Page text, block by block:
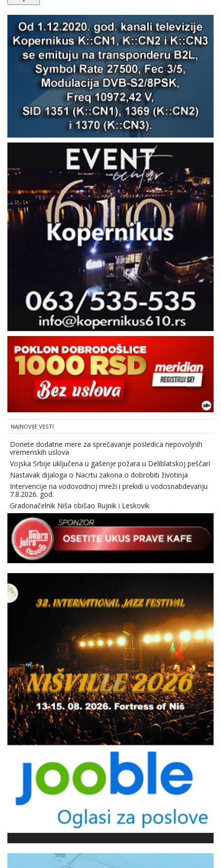
NAJNOVIJE VESTI
Donete dodatne mere za sprečavanje posledica nepovoljnih
vremenskih uslova
Vojska Srbije uključena u gašenje požara u Deliblatskoj peščari
Nastavak dijaloga o Nacrtu zakona o dobrobiti životinja
Intervencije na vodovodnoj mreži i prekidi u vodosnabdevanju
7.8.2026. god.
Gradonačelnik Niša obišao Rujnik i Leskovik